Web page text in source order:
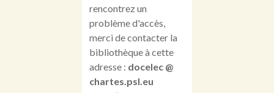
rencontrez un
problème d'accès,
merci de contacter la
bibliothèque à cette
adresse : docelec @
chartes.psl.eu